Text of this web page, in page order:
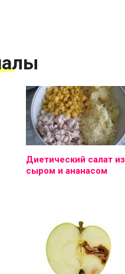
Диетический салат
сыром и ананасом